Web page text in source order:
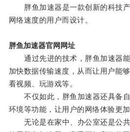
胖鱼加速器是一款创新的科技产
网络速度的用户而设计。
胖鱼加速器官网网址
通过先进的技术，胖鱼加速器能
加快数据传输速度，从而让用户能
看视频、玩游戏等。
不仅如此，胖鱼加速器还具备自
环境等功能，让用户的网络体验更加
无论是在家中、办公室还是公共